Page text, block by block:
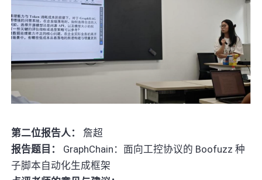
第二位报告人：
詹超
报告题目：
GraphChain：面向工控协议的 Boofuzz 种
子脚本自动化生成框架